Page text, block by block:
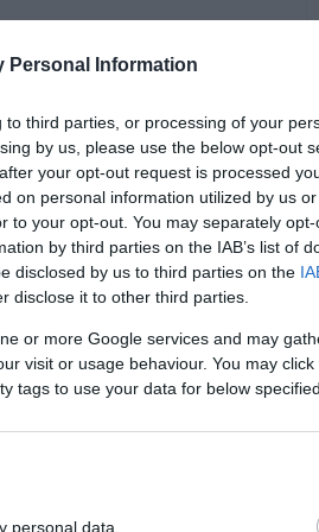
Personal Information
third parties, or processing of your
by us, please use the below opt-out
your opt-out request is processed
on personal information utilized by us
to your opt-out. You may separately
by third parties on the IAB’s list of
disclosed by us to third parties on the
disclose it to other third parties.
or more Google services and may
visit or usage behaviour. You may
tags to use your data for below
personal data.
egész
Népegészségügyi
(OKF) kedden az
Országos
ajánlását
napon eléri, vagy
több
kávé, az alkohol, a